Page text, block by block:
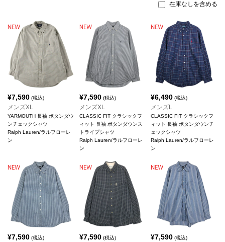
在庫なしを含める
¥7,590 (税込)
メンズXL
YARMOUTH 長袖 ボタンダウ
ンチェックシャツ
Ralph Lauren/ラルフローレ
ン
¥7,590(税込)
メンズXL
CLASSIC FIT クラシックフ
ィット 長袖 ボタンダウンス
トライプシャツ
Ralph Lauren/ラルフローレ
ン
¥6,490 (税込)
メンズL
CLASSIC FIT クラシックフ
ィット 長袖 ボタンダウンチ
ェックシャツ
Ralph Lauren/ラルフローレ
ン
¥7,590 (税込) ¥7,590(税込) ¥7,590 (税込)